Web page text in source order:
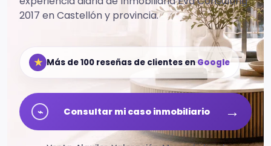
2017 en Castellón y provincia.
★ Más de 100 reseñas de clientes enGoogle
⌁ Consultar mi caso inmobiliario →